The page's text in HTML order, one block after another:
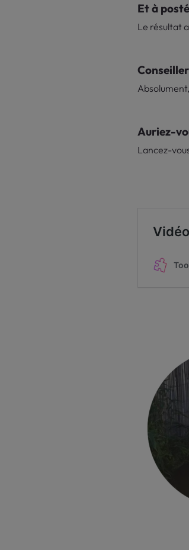
Et à
Le résultat
Auriez-
Lancez-